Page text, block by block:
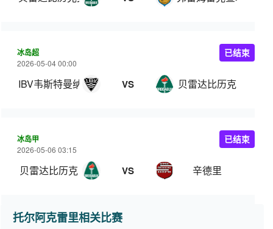
冰岛超
2026-05-04 00:00
IBV韦斯特曼纳 VS 贝雷达比历克
已结束
冰岛甲
2026-05-06 03:15
贝雷达比历克 VS 辛德里
已结束
托尔阿克雷里相关比赛